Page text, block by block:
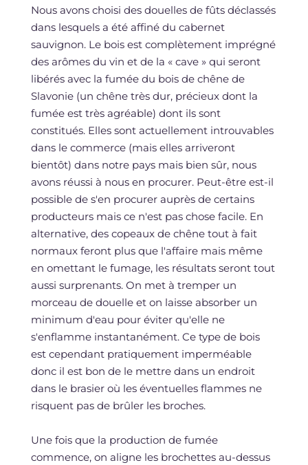
Nous avons choisi des douelles de fûts déclassés
dans lesquels a été affiné du cabernet
sauvignon. Le bois est complètement imprégné
des arômes du vin et de la « cave » qui seront
libérés avec la fumée du bois de chêne de
Slavonie (un chêne très dur, précieux dont la
fumée est très agréable) dont ils sont
constitués. Elles sont actuellement introuvables
dans le commerce (mais elles arriveront
bientôt) dans notre pays mais bien sûr, nous
avons réussi à nous en procurer. Peut-être est-il
possible de s'en procurer auprès de certains
producteurs mais ce n'est pas chose facile. En
alternative, des copeaux de chêne tout à fait
normaux feront plus que l'affaire mais même
en omettant le fumage, les résultats seront tout
aussi surprenants. On met à tremper un
morceau de douelle et on laisse absorber un
minimum d'eau pour éviter qu'elle ne
s'enflamme instantanément. Ce type de bois
est cependant pratiquement imperméable
donc il est bon de le mettre dans un endroit
dans le brasier où les éventuelles flammes ne
risquent pas de brûler les broches.
Une fois que la production de fumée
commence, on aligne les brochettes au-dessus